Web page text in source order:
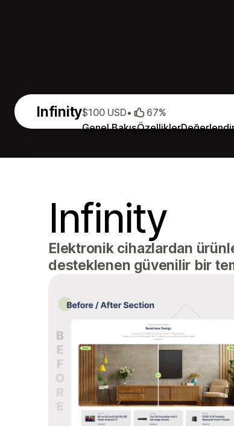
Infinity
Genel BakışÖzellikler
$100 USD• 67%
Infinity
Elektronik cihazlardan
desteklenen güvenilir bir